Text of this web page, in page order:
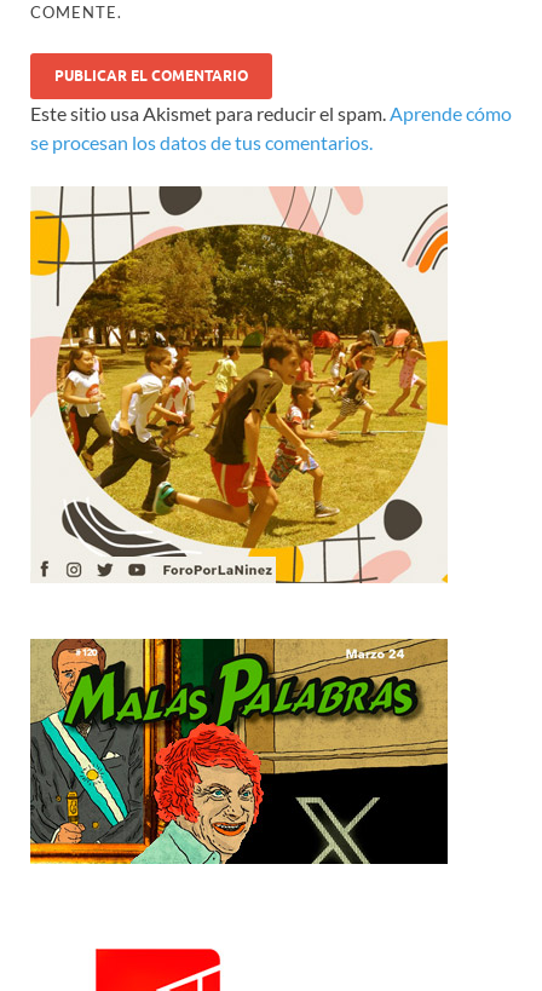
COMENTE.
Este sitio usa Akismet para reducir el spam. Aprende cómo
se procesan los datos de tus comentarios.